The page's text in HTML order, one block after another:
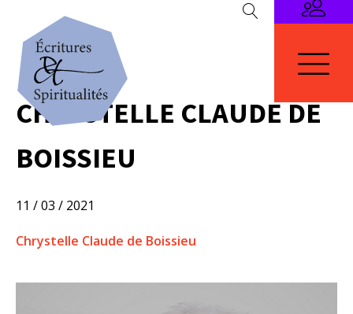
CHRYSTELLE CLAUDE DE
BOISSIEU
11 / 03 / 2021
Chrystelle Claude de Boissieu